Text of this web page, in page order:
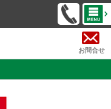
お問合せ